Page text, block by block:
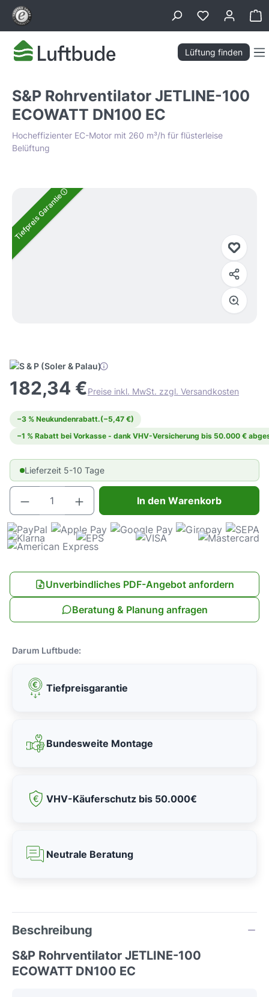
springen
Lüftung finden
S&P Rohrventilator JETLINE-100
ECOWATT DN100 EC
Hocheffizienter EC-Motor mit 260 m³/h für flüsterleise
Belüftung
Bildergalerie überspringen
Tiefpreis Garantie
182,34 €Preise inkl. MwSt. zzgl. Versandkosten
−3 % Neukundenrabatt.(−5,47 €)
−1 % Rabatt bei Vorkasse - dank VHV-Versicherung bis 50.000 €
Lieferzeit 5-10 Tage
Produkt Anzahl: Gib den gewünschten
In den Warenkorb
Unverbindliches PDF-Angebot anfordern
Beratung & Planung anfragen
Darum Luftbude:
Tiefpreisgarantie
Bundesweite Montage
VHV-Käuferschutz bis 50.000€
Neutrale Beratung
Beschreibung
S&P Rohrventilator JETLINE-100
ECOWATT DN100 EC